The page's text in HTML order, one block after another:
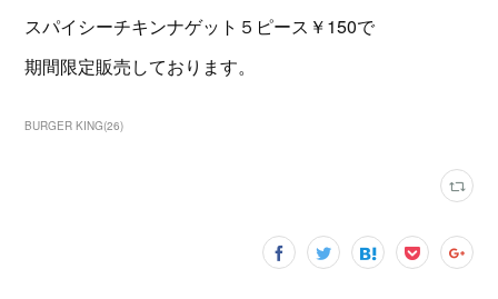
スパイシーチキンナゲット５ピース￥150で
期間限定販売しております。
BURGER KING(26)